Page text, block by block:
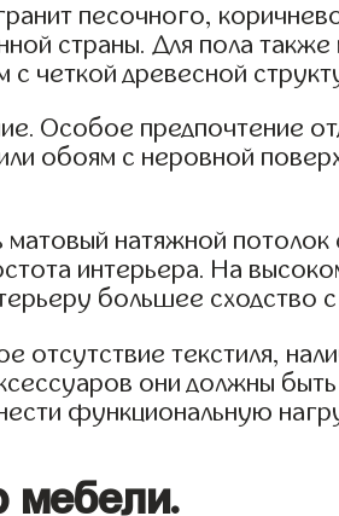
песочного,
страны. Для пола
четкой древесной
Особое предпочтение
обоям с неровной
натяжной
интерьера. На
большее сходство
отсутствие текстиля,
они должны
функциональную
мебели.